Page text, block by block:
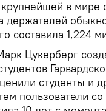
в мире
держателей
составила 1,224
Цукерберг
студенты и
пользователи